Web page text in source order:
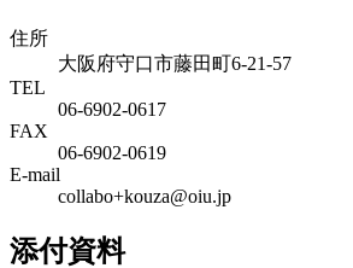
住所
大阪府守口市藤田町6-21-57
TEL
06-6902-0617
FAX
06-6902-0619
E-mail
collabo+kouza@oiu.jp
添付資料